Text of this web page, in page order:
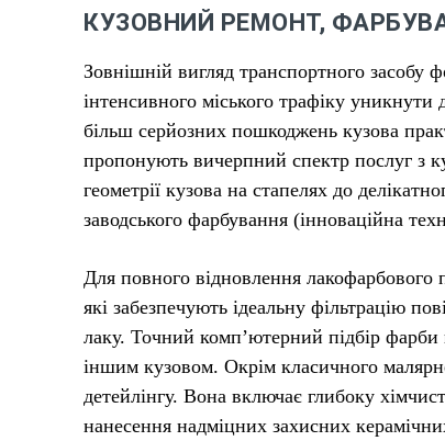
КУЗОВНИЙ РЕМОНТ,
Зовнішній вигляд транспортного засобу
інтенсивного міського трафіку
більш серйозних пошкоджень кузова
пропонують вичерпний спектр послуг з
геометрії кузова на стапелях до
заводського фарбування (інноваційна
Для повного відновлення лакофарбового
які забезпечують ідеальну фільтрацію
лаку. Точний комп’ютерний підбір фарби
іншим кузовом. Окрім класичного
детейлінгу. Вона включає глибоку
нанесення надміцних захисних